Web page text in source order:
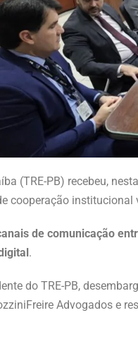
(TRE-PB) recebeu,
cooperação institucional
de comunicação
.
do TRE-PB,
Advogados e